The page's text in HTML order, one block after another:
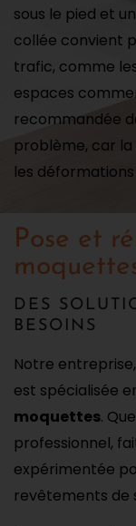
sous le pied et
collée convient
trafic, comme
espaces
recommandée
problème, car
les
Pose et
DES
BESOINS
Notre
est spécialisée
moquettes.
professionnel,
expérimentée
revêtements de